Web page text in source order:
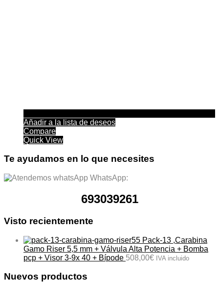
Añadir a la lista de deseos
Compare
Quick View
Te ayudamos en lo que necesites
WhatsApp:
693039261
Visto recientemente
Pack-13 ,Carabina
Gamo Riser 5,5 mm + Válvula Alta Potencia + Bomba
pcp + Visor 3-9x 40 + Bípode 508,00€ IVA incluido
Nuevos productos